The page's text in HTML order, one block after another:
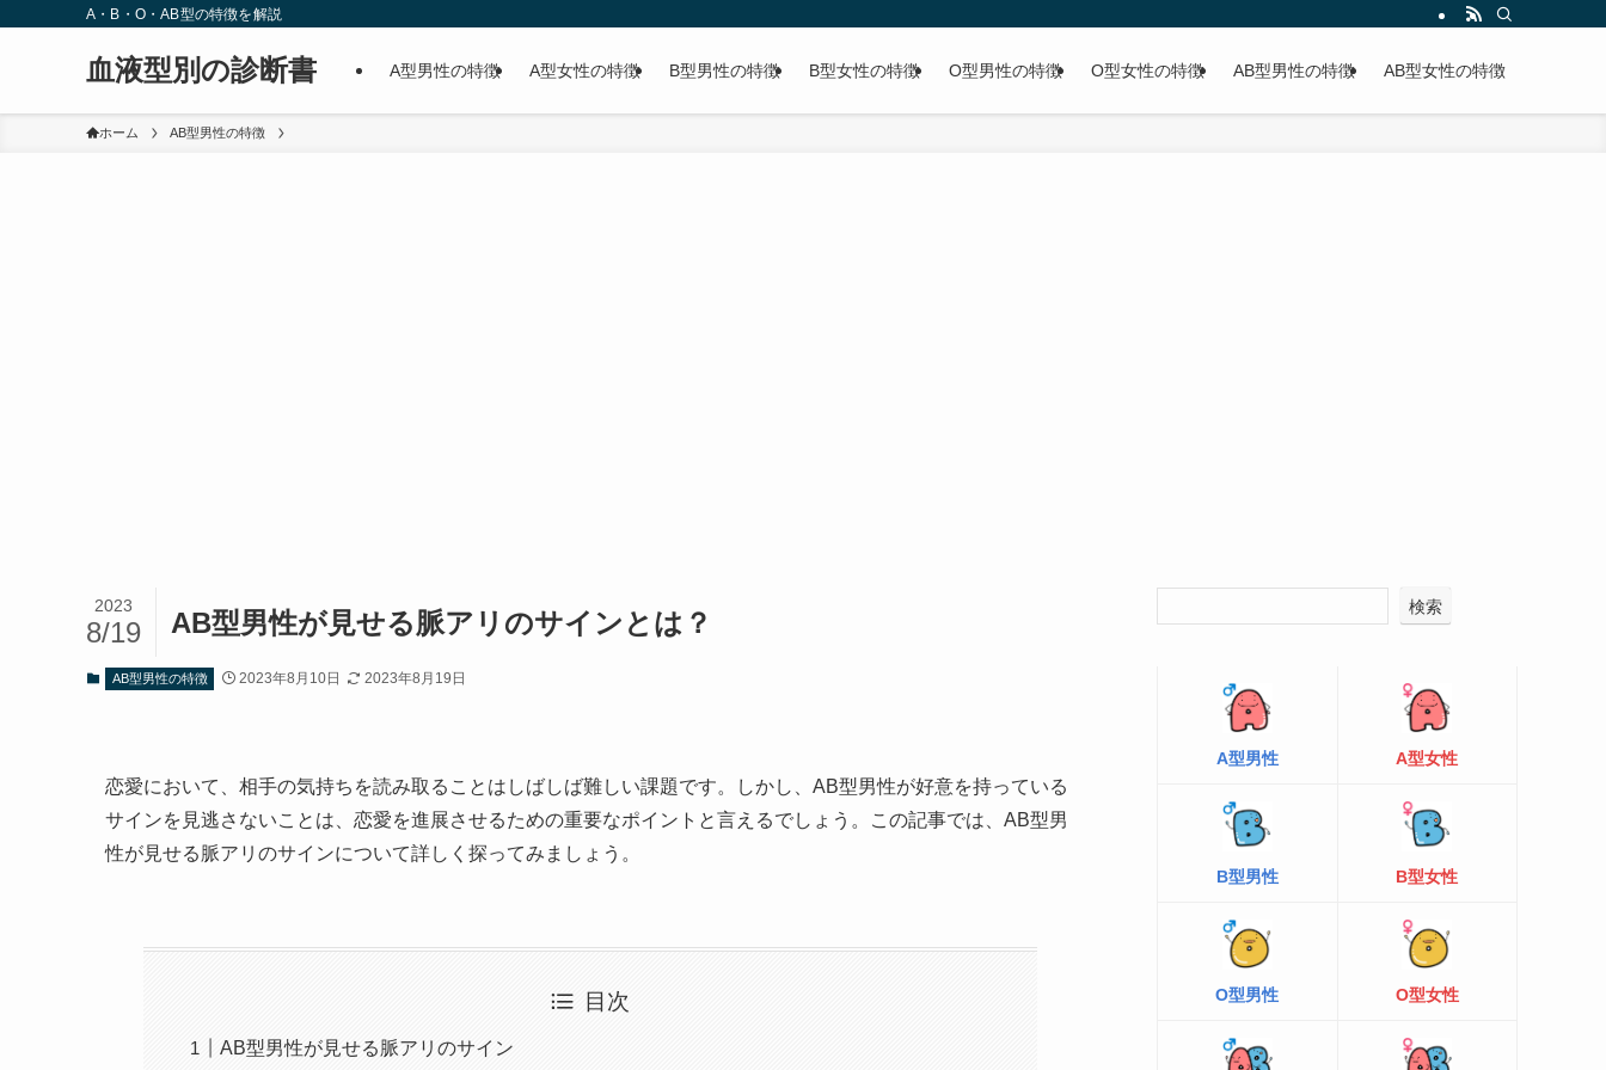
A・B・O・AB型の特徴を解説
血液型別の診断書 A型男性の特徴 A型女性の特徴 B型男性の特徴 B型女性の特徴 O型男性の特徴 O型女性の特徴 AB型男性の特徴 AB型女性の特徴
ホーム AB型男性の特徴
AB型男性が見せる脈アリのサインとは？
2023
8/19
AB型男性の特徴 2023年8月10日 2023年8月19日
恋愛において、相手の気持ちを読み取ることはしばしば難しい課題です。しかし、AB型男性が好意を持っている
サインを見逃さないことは、恋愛を進展させるための重要なポイントと言えるでしょう。この記事では、AB型男
性が見せる脈アリのサインについて詳しく探ってみましょう。
目次
AB型男性が見せる脈アリのサイン
検索
A型男性 A型女性
B型男性 B型女性
O型男性 O型女性